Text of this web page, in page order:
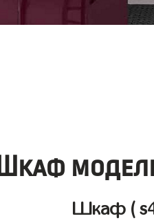
Шкаф
Шкаф (